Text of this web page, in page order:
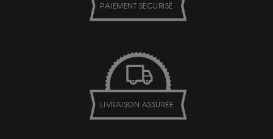
PAIEMENT SECURISÉ
LIVRAISON ASSURÉE